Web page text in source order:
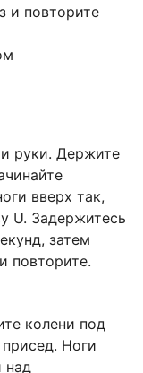
и повторите
руки. Держите
вверх так,
U. Задержитесь
затем
повторите.
колени под
Ноги
над